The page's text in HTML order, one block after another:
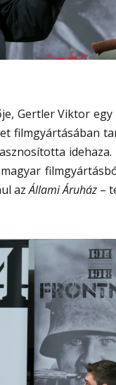
Gertler Viktor
filmgyártásában
azÁllami Áruház –